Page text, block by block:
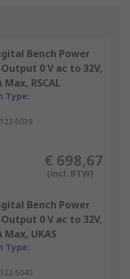
Bench Power
0 V ac to 32V,
Max, RSCAL
Type:
122-5039
€ 698,67
(incl. BTW)
Bench Power
0 V ac to 32V,
Max, UKAS
Type:
122-5040